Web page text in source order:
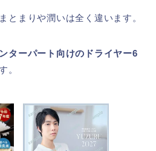
とまりや潤いは全く違います。
ターパート向けのドライヤー6
。